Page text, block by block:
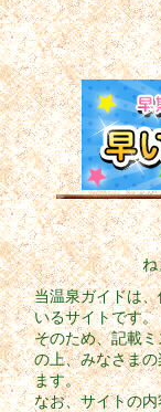
ね
当温泉ガイドは
いるサイトです。
そのため、記載
の上、みなさま
ます。
なお、サイトの